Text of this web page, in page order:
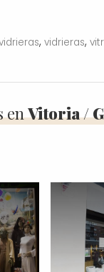
, vidrieras,
enVitoria /